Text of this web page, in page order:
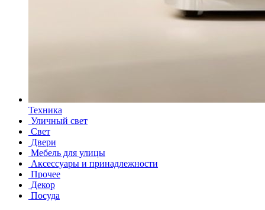
Техника
Уличный свет
Свет
Двери
Мебель для улицы
Аксессуары и принадлежности
Прочее
Декор
Посуда